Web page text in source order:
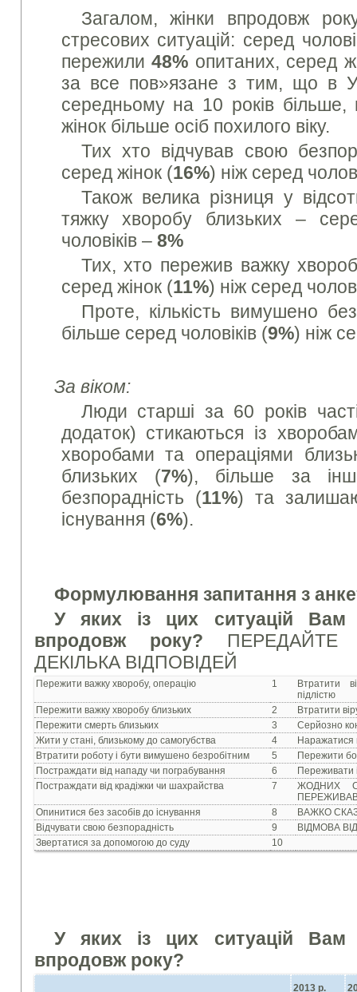
Загалом, жінки впродовж
стресових ситуацій: серед
пережили 48% опитаних, серед
за все пов»язане з тим, що в
середньому на 10 років більше,
жінок більше осіб похилого віку.
Тих хто відчував свою
серед жінок (16%) ніж серед
Також велика різниця у
тяжку хворобу близьких –
чоловіків – 8%
Тих, хто пережив важку
серед жінок (11%) ніж серед
Проте, кількість вимушено
більше серед чоловіків (9%) ніж
За віком:
Люди старші за 60 років
додаток) стикаються із
хворобами та операціями
близьких (7%), більше за
безпорадність (11%) та
існування (6%).
Формулювання запитання з
У яких із цих ситуацій Вам
впродовж року?
ДЕКІЛЬКА ВІДПОВІДЕЙ
Пережити важку хворобу, операцію 1
Втратити
підлістю
Пережити важку хворобу близьких
2
Втратити
Пережити смерть близьких
3
Серйозно
Жити у стані, близькому до самогубства
4
Наражатися
Втратити роботу і бути вимушено безробітним
5
Пережити
Постраждати від нападу чи пограбування
6
Переживати
Постраждати від крадіжки чи шахрайства
7
ЖОДНИХ
Опинитися без засобів до існування
8
ВАЖКО
Відчувати свою безпорадність
9
ВІДМОВА
Звертатися за допомогою до суду
10
У яких iз цих ситуацiй Вам
впродовж року?
2013 р.